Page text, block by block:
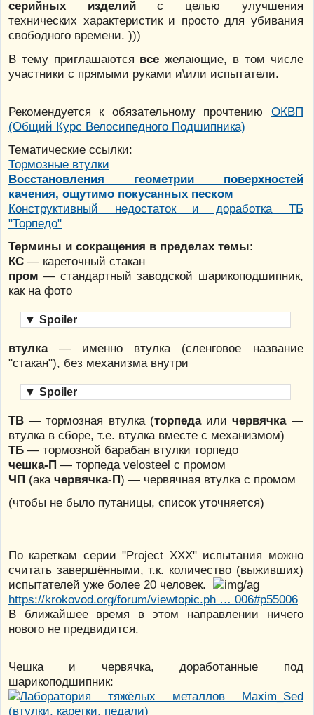
серийных изделийс целью улучшения
технических характеристик и просто для убивания
свободного времени. )))
В тему приглашаются все желающие, в том числе
участники с прямыми руками и\или испытатели.
Рекомендуется к обязательному прочтению ОКВП
(Общий Курс Велосипедного Подшипника)
Тематические ссылки:
Тормозные втулки
Восстановления геометрии поверхностей
качения, ощутимо покусанных песком
Конструктивный недостаток и доработка ТБ
"Торпедо"
Термины и сокращения в пределах темы:
КС — кареточный стакан
пром — стандартный заводской шарикоподшипник,
как на фото
▼ Spoiler
втулка— именно втулка (сленговое название
"стакан"), без механизма внутри
▼ Spoiler
ТВ — тормозная втулка (торпедаиличервячка—
втулка в сборе, т.е. втулка вместе с механизмом)
ТБ — тормозной барабан втулки торпедо
чешка-П — торпеда velosteel с промом
ЧП (ака червячка-П) — червячная втулка с промом
(чтобы не было путаницы, список уточняется)
По кареткам серии "Project XXX" испытания можно
считать завершёнными, т.к. количество (выживших)
испытателей уже более 20 человек.
https://krokovod.org/forum/viewtopic.ph … 006#p55006
В ближайшее время в этом направлении ничего
нового не предвидится.
Чешка и червячка, доработанные под
шарикоподшипник: